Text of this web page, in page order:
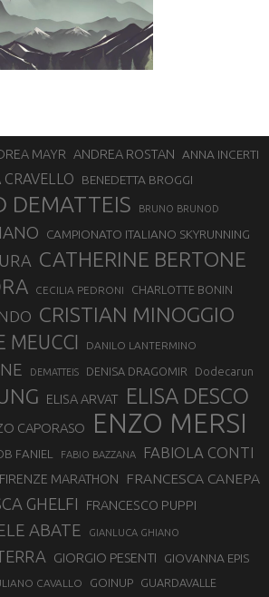
MAYR ANDREA ROSTAN ANNA INCERTI
BENEDETTA BROGGI
DEMATTEIS BRUNO BRUNOD
CAMPIONATO ITALIANO SKYRUNNING
CATHERINE BERTONE
CECILIA PEDRONI CHARLOTTE BONIN
CRISTIAN MINOGGIO
MEUCCI DANILO LANTERMINO
DEMATTEIS DENISA DRAGOMIR Dodecarun
ELISA ARVAT ELISA DESCO
CAPORASO ENZO MERSI
FANIEL FABIO BAZZANA FABIOLA CONTI
FIRENZE MARATHON FRANCESCA CANEPA
GHELFI FRANCESCO PUPPI
ABATE GIANLUCA GHIANO
GIORGIO PESENTI GIOVANNA EPIS
CAVALLO GOINUP GUARDAVALLE